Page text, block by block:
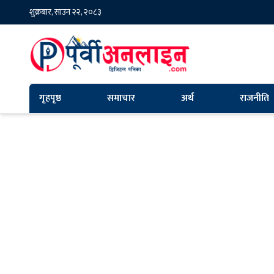
शुक्रबार, साउन २२, २०८३
गृहपृष्ठ समाचार अर्थ राजनीति